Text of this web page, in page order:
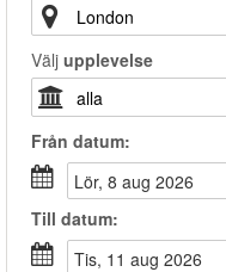
Välj upplevelse
Från datum:
lör, 8 aug 2026
Till datum:
tis, 11 aug 2026